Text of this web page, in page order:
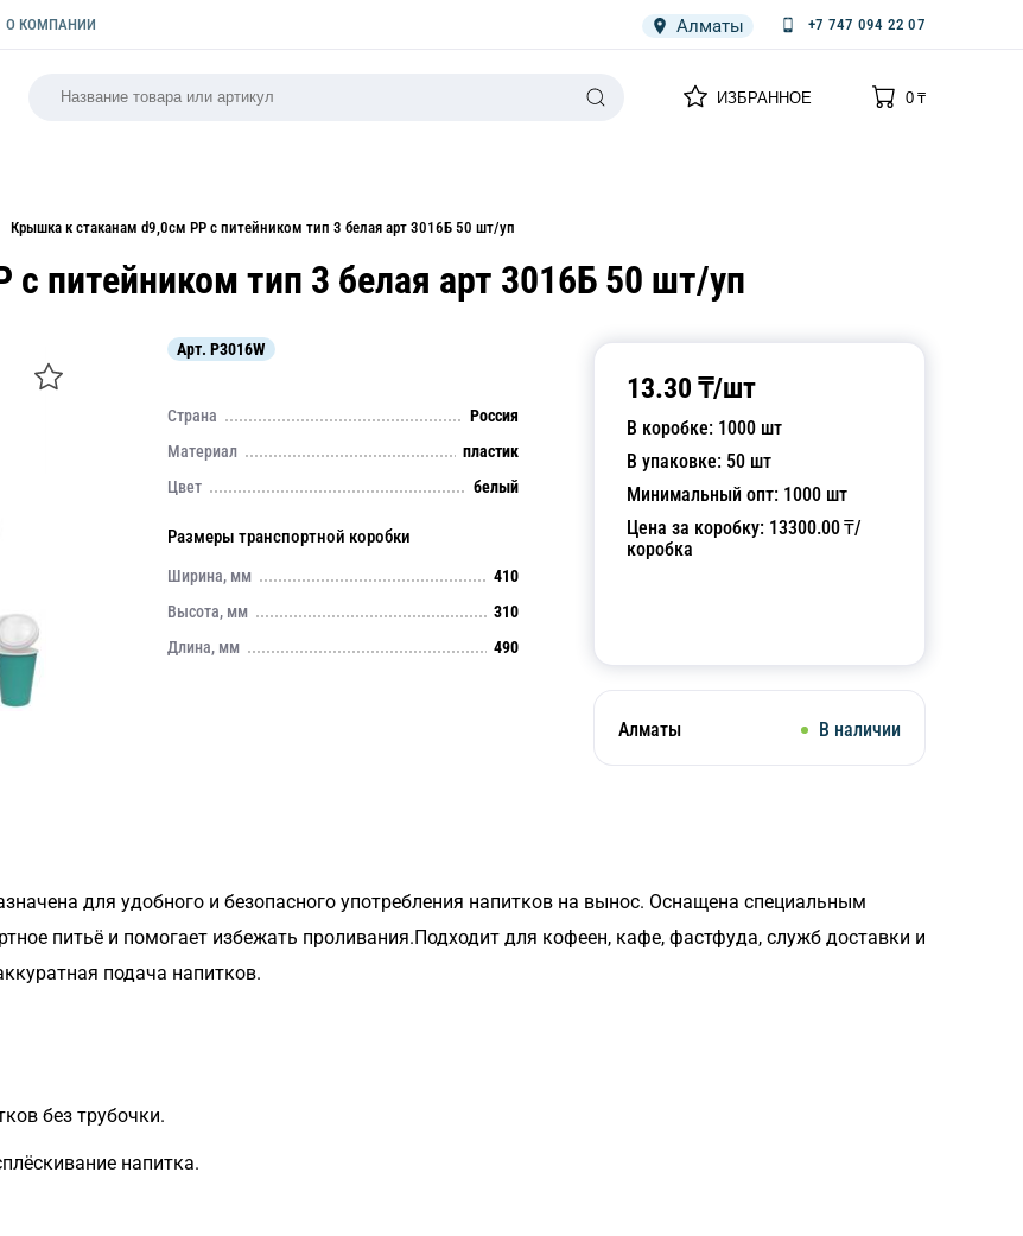
О КОМПАНИИ Алматы +7 747 094 22 07
ИЗБРАННОЕ
0
0₸
Крышка к стаканам d9,0см PP с питейником тип 3 белая арт 3016Б 50 шт/уп
питейником тип 3 белая арт 3016Б 50 шт/уп
13.30 ₸/шт
В коробке: 1000 шт
В упаковке: 50 шт
Минимальный опт: 1000 шт
Цена за коробку: 13300.00₸/
коробка
Алматы В наличии
Арт. P3016W
Страна
Россия
Материал
пластик
Цвет
белый
Размеры транспортной коробки
Ширина, мм
410
Высота, мм
310
Длина, мм
490
для удобного и безопасного употребления напитков на вынос. Оснащена специальным
питьё и помогает избежать проливания.Подходит для кофеен, кафе, фастфуда, служб доставки и
подача напитков.
без трубочки.
напитка.